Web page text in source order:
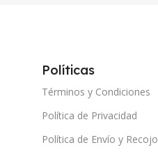
Políticas
Términos y Condiciones
Política de Privacidad
Política de Envío y Recojo